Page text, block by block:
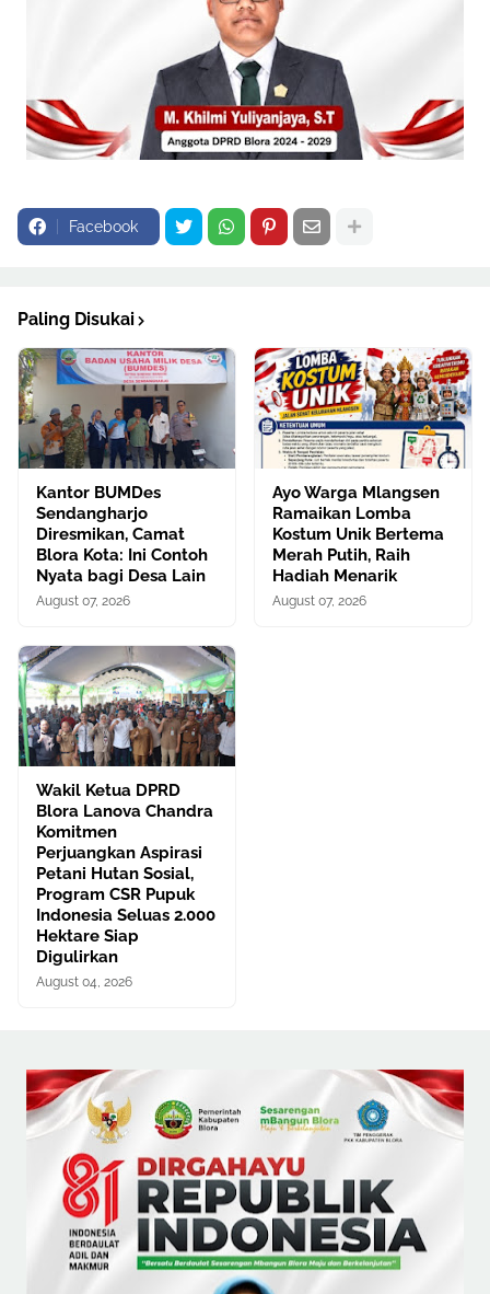
Facebook
Paling Disukai
Kantor BUMDes
Sendangharjo
Diresmikan, Camat
Blora Kota: Ini Contoh
Nyata bagi Desa Lain
August 07, 2026
Ayo Warga Mlangsen
Ramaikan Lomba
Kostum Unik Bertema
Merah Putih, Raih
Hadiah Menarik
August 07, 2026
Wakil Ketua DPRD
Blora Lanova Chandra
Komitmen
Perjuangkan Aspirasi
Petani Hutan Sosial,
Program CSR Pupuk
Indonesia Seluas 2.000
Hektare Siap
Digulirkan
August 04, 2026